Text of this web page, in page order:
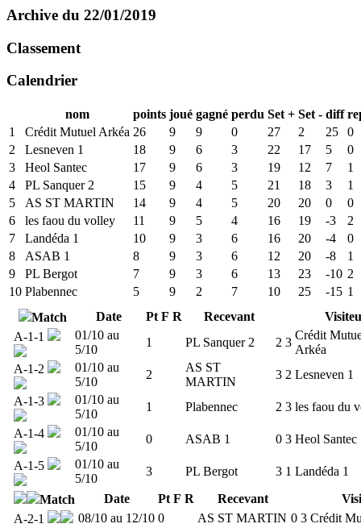
Archive du 22/01/2019
Classement
Calendrier
nom points joué gagné perdu Set + Set - diff
1
Crédit Mutuel Arkéa 26 9 9 0 27 2 25
0
2
Lesneven 1 18 9 6 3 22 17 5
0
3
Heol Santec 17 9 6 3 19 12 7
1
4
PL Sanquer 2 15 9 4 5 21 18 3
1
5
AS ST MARTIN 14 9 4 5 20 20 0
0
6
les faou du volley 11 9 5 4 16 19 -3
2
7
Landéda 1 10 9 3 6 16 20 -4
0
8
ASAB 1 8 9 3 6 12 20 -8
1
9
PL Bergot 7 9 3 6 13 23 -10 2
10 Plabennec 5 9 2 7 10 25 -15 1
Match
Date Pt F R Recevant
A-1-1
01/10 au
5/10
1 PL Sanquer 2 2 3
Crédit
Arkéa
A-1-2
01/10 au
5/10
2
AS ST
MARTIN
3 2 Lesneven 1
A-1-3
01/10 au
5/10
1 Plabennec 2 3 les faou du
A-1-4
01/10 au
5/10
0 ASAB 1 0 3 Heol Santec
A-1-5
01/10 au
5/10
3 PL Bergot 3 1 Landéda 1
Match Date Pt F R Recevant
A-2-1
08/10 au 12/10 0 AS ST MARTIN 0 3 Crédit